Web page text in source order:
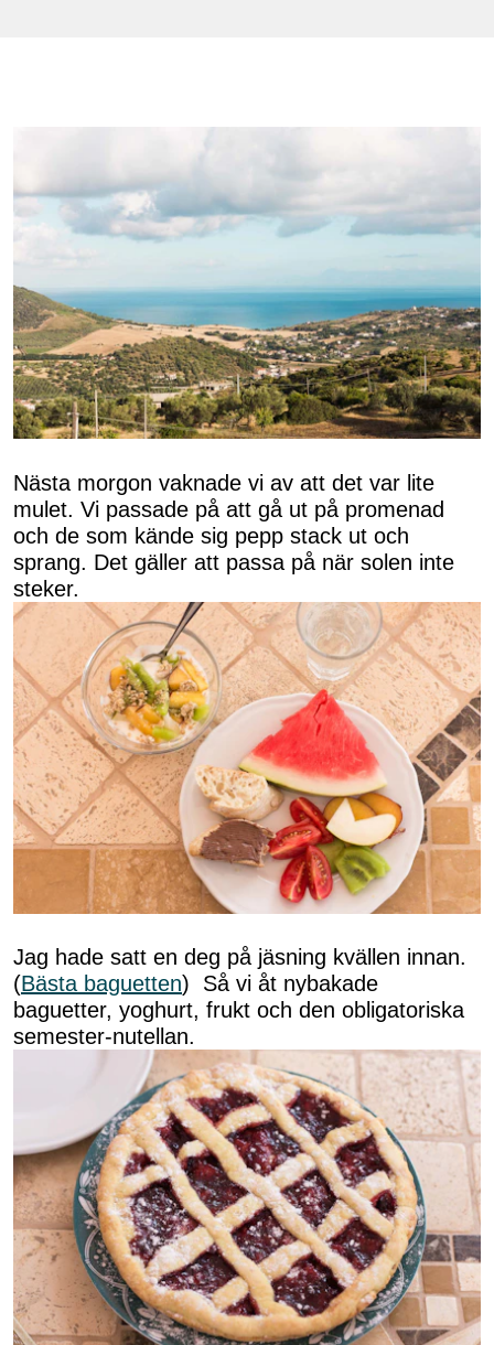
Nästa morgon vaknade vi av att det var lite
mulet. Vi passade på att gå ut på promenad
och de som kände sig pepp stack ut och
sprang. Det gäller att passa på när solen inte
steker.
Jag hade satt en deg på jäsning kvällen innan.
(Bästa baguetten) Så vi åt nybakade
baguetter, yoghurt, frukt och den obligatoriska
semester-nutellan.